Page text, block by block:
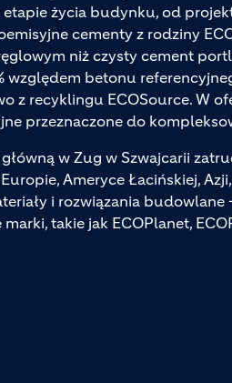
życia budynku, od
cementy z rodziny
niż czysty cement
betonu
z recyklingu ECOSource. W
przeznaczone do
w Zug w Szwajcarii
Ameryce Łacińskiej,
i rozwiązania
takie jak ECOPlanet,